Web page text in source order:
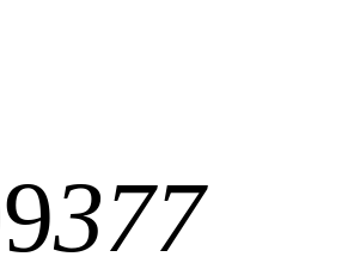
377